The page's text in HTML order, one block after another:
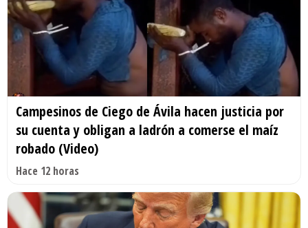
Campesinos de Ciego de Ávila hacen justicia por
su cuenta y obligan a ladrón a comerse el maíz
robado (Video)
Hace 12 horas